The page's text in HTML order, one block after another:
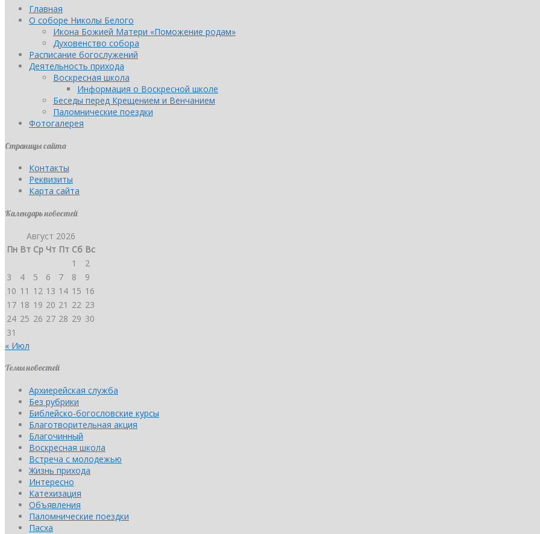
Главная
О соборе Николы Белого
Икона Божией Матери «Поможение родам»
Духовенство собора
Расписание богослужений
Деятельность прихода
Воскресная школа
Информация о Воскресной школе
Беседы перед Крещением и Венчанием
Паломнические поездки
Фотогалерея
Страницы сайта
Контакты
Реквизиты
Карта сайта
Календарь новостей
Август 2026
Пн Вт Ср Чт Пт Сб Вс
1
2
3
4 5 6 7 8
9
10 11 12 13 14 15 16
17 18 19 20 21 22 23
24 25 26 27 28 29 30
31
« Июл
Темы новостей
Архиерейская служба
Без рубрики
Библейско-богословские курсы
Благотворительная акция
Благочинный
Воскресная школа
Встреча с молодежью
Жизнь прихода
Интересно
Катехизация
Объявления
Паломнические поездки
Пасха